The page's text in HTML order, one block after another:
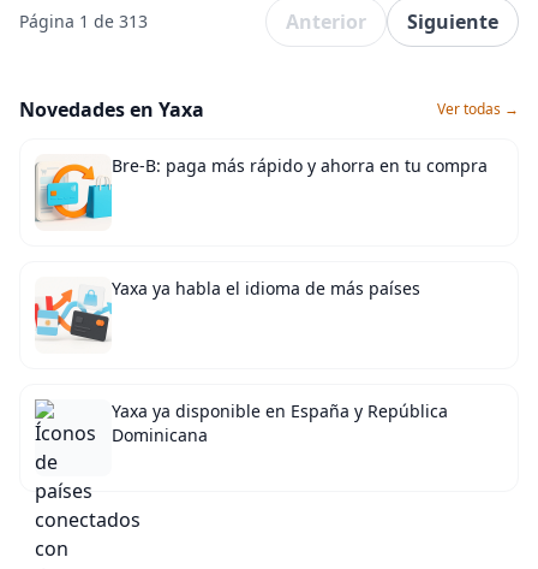
Página 1 de 313 Anterior Siguiente
Novedades en Yaxa Ver todas →
Bre-B: paga más rápido y ahorra en tu compra
Yaxa ya habla el idioma de más países
Yaxa ya disponible en España y República
Dominicana